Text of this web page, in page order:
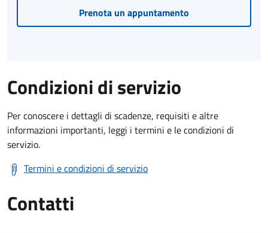
Prenota un appuntamento
Condizioni di servizio
Per conoscere i dettagli di scadenze, requisiti e altre
informazioni importanti, leggi i termini e le condizioni di
servizio.
Termini e condizioni di servizio
Contatti